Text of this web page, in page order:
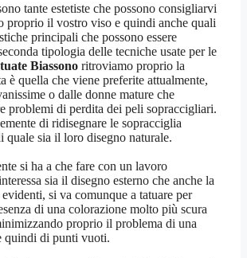
tante estetiste che possono consigliarvi
proprio il vostro viso e quindi anche quali
principali che possono essere
tipologia delle tecniche usate per le
Biassono ritroviamo proprio la
è quella che viene preferite attualmente,
o dalle donne mature che
problemi di perdita dei peli sopraccigliari.
di ridisegnare le sopracciglia
quale sia il loro disegno naturale.
si ha a che fare con un lavoro
sia il disegno esterno che anche la
si va comunque a tatuare per
di una colorazione molto più scura
proprio il problema di una
quindi di punti vuoti.